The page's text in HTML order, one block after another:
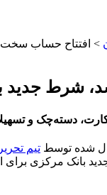
> افتتاح حساب سخت
شرط جدید
دسته‌چک و
شده توسط تیم